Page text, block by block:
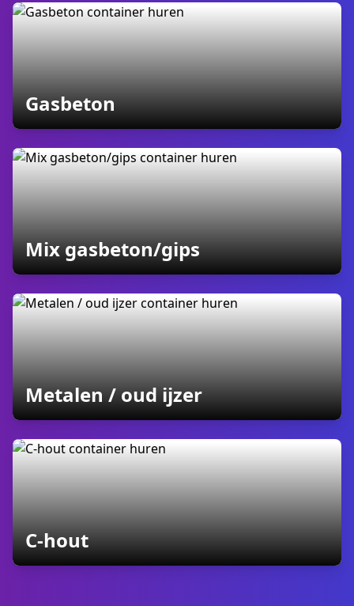
Gasbetoncontainers
Mix gasbeton/gipscontainers
Metalen / oud ijzercontainers
C-houtcontainers